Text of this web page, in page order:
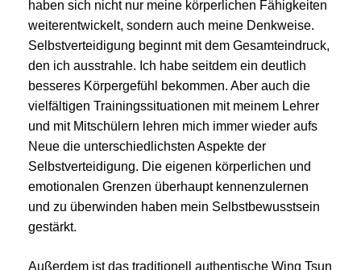
haben sich nicht nur meine körperlichen Fähigkeiten
weiterentwickelt, sondern auch meine Denkweise.
Se lbstverteidigung beginnt mit dem Gesamteindruck,
den ich ausstrahle. Ich habe seitdem ein deutlich
besseres Körpergefühl bekommen. Aber auch die
vielfältigen Trainingssituationen mit meinem Lehrer
und mit Mitschülern lehren mich immer wieder aufs
Neue die unterschiedlichsten Aspekte der
Selbstverteidigung. Die eigenen körperlichen und
emotionalen Grenzen überhaupt kennenzulernen
und zu überwinden haben mein Selbstbewusstsein
gestärkt.
Außerdem ist das traditionell authentische Wing Tsun